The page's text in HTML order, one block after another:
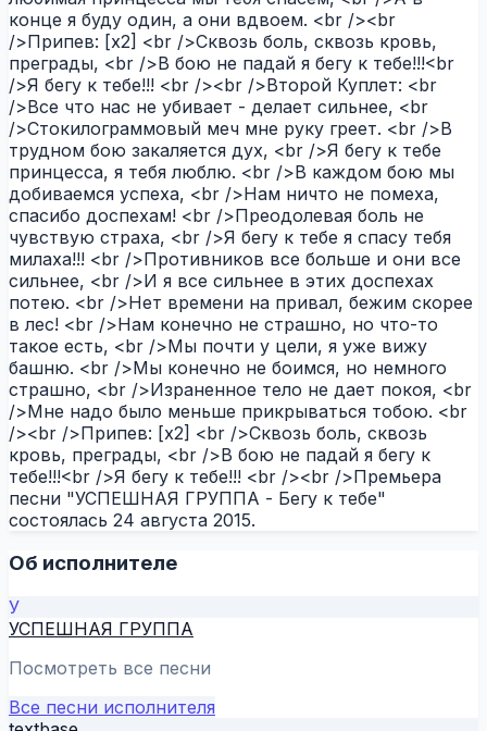
конце я буду один, а они вдвоем. <br /><br
/>Припев: [х2] <br />Сквозь боль, сквозь кровь,
преграды, <br />В бою не падай я бегу к тебе!!!<br
/>Я бегу к тебе!!! <br /><br />Второй Куплет: <br
/>Все что нас не убивает - делает сильнее, <br
/>Стокилограммовый меч мне руку греет. <br />В
трудном бою закаляется дух, <br />Я бегу к тебе
принцесса, я тебя люблю. <br />В каждом бою мы
добиваемся успеха, <br />Нам ничто не помеха,
спасибо доспехам! <br />Преодолевая боль не
чувствую страха, <br />Я бегу к тебе я спасу тебя
милаха!!! <br />Противников все больше и они все
сильнее, <br />И я все сильнее в этих доспехах
потею. <br />Нет времени на привал, бежим скорее
в лес! <br />Нам конечно не страшно, но что-то
такое есть, <br />Мы почти у цели, я уже вижу
башню. <br />Мы конечно не боимся, но немного
страшно, <br />Израненное тело не дает покоя, <br
/>Мне надо было меньше прикрываться тобою. <br
/><br />Припев: [х2] <br />Сквозь боль, сквозь
кровь, преграды, <br />В бою не падай я бегу к
тебе!!!<br />Я бегу к тебе!!! <br /><br />Премьера
песни "УСПЕШНАЯ ГРУППА - Бегу к тебе"
состоялась 24 августа 2015.
Об исполнителе
У
УСПЕШНАЯ ГРУППА
Посмотреть все песни
Все песни исполнителя